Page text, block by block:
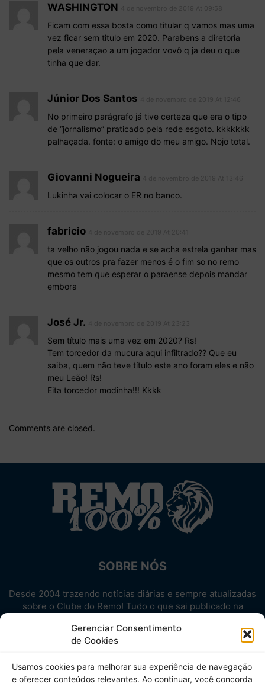
Gerenciar Consentimento
de Cookies
Usamos cookies para melhorar sua experiência de navegação
e oferecer conteúdos relevantes. Ao continuar, você concorda
WASHINGTON
Ficam com essa bosta como titular q vamos mas uma
vez ficar sem titulo em 2020. Parabens a diretoria
pela veneraçao a um jogador vovô q ja deu o que
tinha que dar.
Júnior Dos Santos
No primeiro parágrafo já tive certeza que era o tipo
de “jornalismo” praticado pela rede esgoto. kkkkkkk
palhaçada. fonte: o amigo do meu amigo. Nojo total.
Giovanni Nogueira
Lukinha vai colocar o ER no banco.
fabricio
ta velho não jogou nada e se acha estrela ganhar mas
que os outros pra fazer menos é o fim so no remo
mesmo tem que esperar o paraense depois mandar
embora
José Jr.
Sem título mais uma vez em 2020? Rs!
Tem torcedor da mucura aqui infiltrado?? Que eu
saiba, quem não teve título este ano foram eles e não
meu Leão! Rs!
Eita torcedor modinha!!! Kkkk
Comments are closed.
SOBRE NÓS
Desde 2004 trazendo notícias diárias e sempre atualizadas
sobre o Clube do Remo! Tudo o que sai publicado na
Aproveite! Site não-oficial.
SIGA-NOS